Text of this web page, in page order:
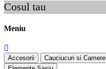
Cosul tau
Meniu
Accesorii Cauciucuri si Camere